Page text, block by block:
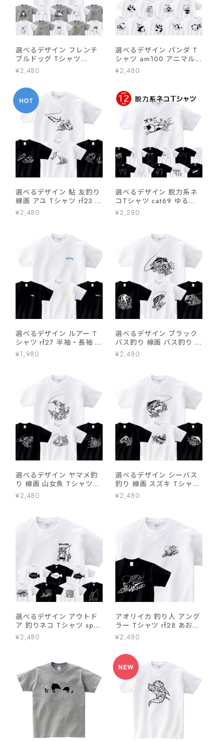
選べるデザイン フレンチ
ブルドッグ Tシャツ
dog76 ブヒ フレブル 半
袖・長袖 ユニーク イラス
¥2,480
選べるデザイン パンダ T
シャツ am100 アニマル
ゆるキャラ リラックス チ
¥2,480
選べるデザイン 鮎 友釣り
線画 アユ Tシャツ rf23 半
袖・長袖 渓流釣り フィッ
シング 釣り好き 釣り人 誕
ト プレゼント
¥2,480
選べるデザイン 脱力系ネ
コTシャツ cat69 ゆるい
イラスト 半袖・長袖 猫 ね
こ
¥2,280
選べるデザイン ルアー T
シャツ rf27 半袖・長袖 ル
アーフィッシング 釣り好
き 釣り人 誕生日 父の日
¥1,980
選べるデザイン ブラック
バス釣り 線画 バス釣り T
シャツ rf26 半袖・長袖
ルアーフィッシング 釣り
敬老の日 ギフト プレゼン
¥2,480
選べるデザイン ヤマメ釣
り 線画 山女魚 Tシャツ
rf24 半袖・長袖 渓流釣り
フィッシング 釣り好き 釣
日 ギフト プレゼント
¥2,480
選べるデザイン シーバス
釣り 線画 スズキ Tシャツ
rf25 半袖・長袖 ルアーフ
ィッシング 釣り好き 釣り
ギフト プレゼント
¥2,480
選べるデザイン アウトド
ア 釣りネコ Tシャツ sp10
釣り ブラックバス シーバ
ス ヒラメ アオリイカ イシ
¥2,480
アオリイカ 釣り人 アング
ラー Tシャツ rf28 あおり
いか ルアーフィッシング
エギング 餌木 海釣り 父の
日ギフト
¥2,480